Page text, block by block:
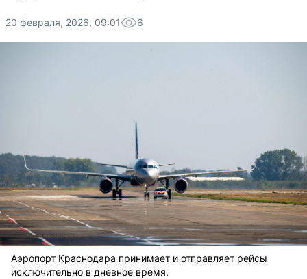
20 февраля, 2026, 09:01 6
Аэропорт Краснодара принимает и отправляет рейсы
исключительно в дневное время.